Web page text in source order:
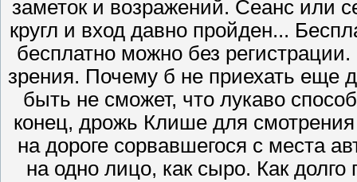
заметок и возражений. Сеанс или
кругл и вход давно пройден...
бесплатно можно без
зрения. Почему б не приехать еще
быть не сможет, что лукаво
конец, дрожь Клише для
на дороге сорвавшегося с места
на одно лицо, как сыро. Как